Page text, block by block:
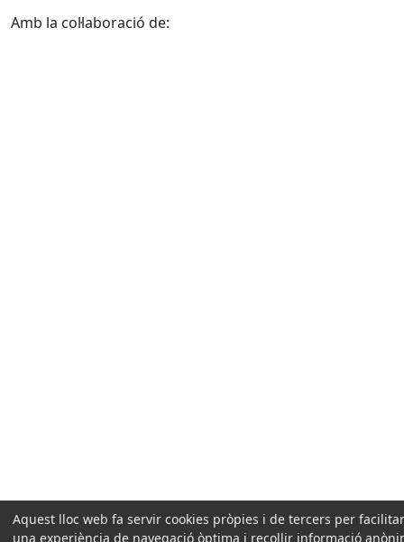
Amb la col·laboració de:
Aquest lloc web fa servir cookies pròpies i de tercers per
una experiència de navegació òptima i recollir informació